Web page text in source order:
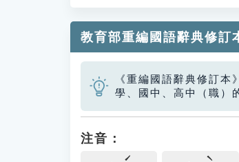
教育部重編國語辭典修訂
《重編國語辭典修訂
學、國中、高中（職）
注音：